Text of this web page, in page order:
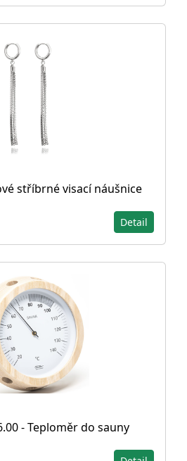
stříbrné visací náušnice
Detail
- Teploměr do sauny